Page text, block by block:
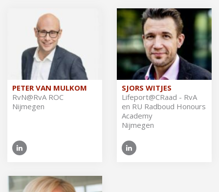
PETER VAN MULKOM
RvN@​RvA ROC
Nijmegen
SJORS WITJES
Li­fe­port@CRaad - RvA
en RU Rad­boud Ho­nours
Aca­de­my
Nijmegen